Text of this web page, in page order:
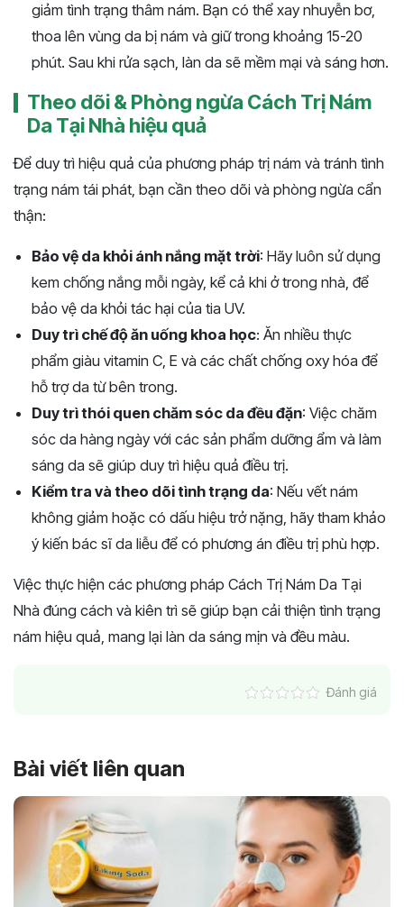
giảm tình trạng thâm nám. Bạn có thể xay nhuyễn bơ,
thoa lên vùng da bị nám và giữ trong khoảng 15-20
phút. Sau khi rửa sạch, làn da sẽ mềm mại và sáng hơn.
Theo dõi & Phòng ngừa Cách Trị Nám
Da Tại Nhà hiệu quả
Để duy trì hiệu quả của phương pháp trị nám và tránh tình
trạng nám tái phát, bạn cần theo dõi và phòng ngừa cẩn
thận:
Bảo vệ da khỏi ánh nắng mặt trời: Hãy luôn sử dụng
kem chống nắng mỗi ngày, kể cả khi ở trong nhà, để
bảo vệ da khỏi tác hại của tia UV.
Duy trì chế độ ăn uống khoa học: Ăn nhiều thực
phẩm giàu vitamin C, E và các chất chống oxy hóa để
hỗ trợ da từ bên trong.
Duy trì thói quen chăm sóc da đều đặn: Việc chăm
sóc da hàng ngày với các sản phẩm dưỡng ẩm và làm
sáng da sẽ giúp duy trì hiệu quả điều trị.
Kiểm tra và theo dõi tình trạng da: Nếu vết nám
không giảm hoặc có dấu hiệu trở nặng, hãy tham khảo
ý kiến bác sĩ da liễu để có phương án điều trị phù hợp.
Việc thực hiện các phương pháp Cách Trị Nám Da Tại
Nhà đúng cách và kiên trì sẽ giúp bạn cải thiện tình trạng
nám hiệu quả, mang lại làn da sáng mịn và đều màu.
Đánh giá
Bài viết liên quan